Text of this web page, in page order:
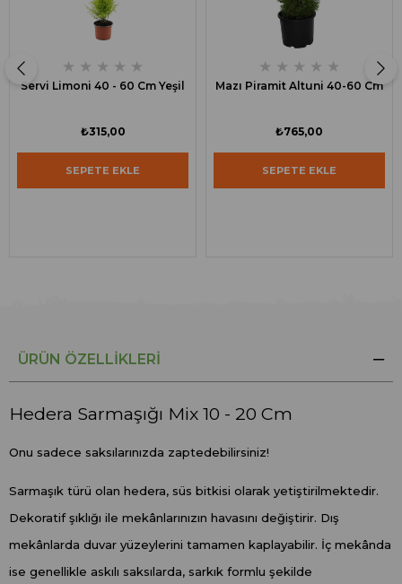
★ ★ ★ ★ ★
Servi Limoni 40 - 60 Cm Yeşil
₺315,00
SEPETE EKLE
★ ★ ★ ★ ★
Mazı Piramit Altuni 40-60 Cm
₺765,00
SEPETE EKLE
ÜRÜN ÖZELLIKLERI
Hedera Sarmaşığı Mix 10 - 20 Cm
Onu sadece saksılarınızda zaptedebilirsiniz!
Sarmaşık türü olan hedera, süs bitkisi olarak yetiştirilmektedir.
Dekoratif şıklığı ile mekânlarınızın havasını değiştirir. Dış
mekânlarda duvar yüzeylerini tamamen kaplayabilir. İç mekânda
ise genellikle askılı saksılarda, sarkık formlu şekilde